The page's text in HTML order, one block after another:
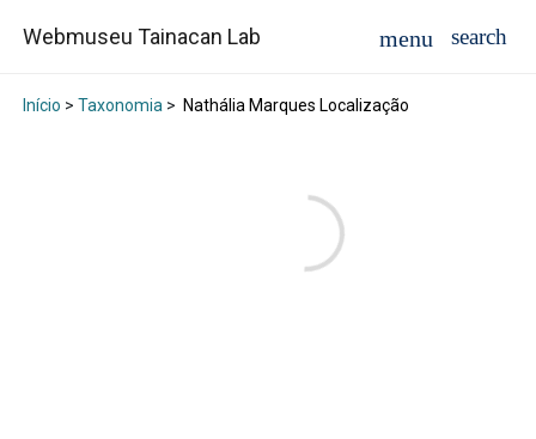
Webmuseu Tainacan Lab
Início > Taxonomia> Nathália Marques Localização